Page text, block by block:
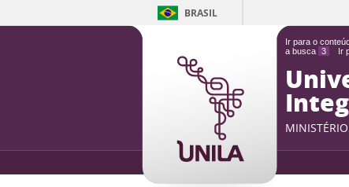
Ir para o
a busca 3 Ir
BRASIL